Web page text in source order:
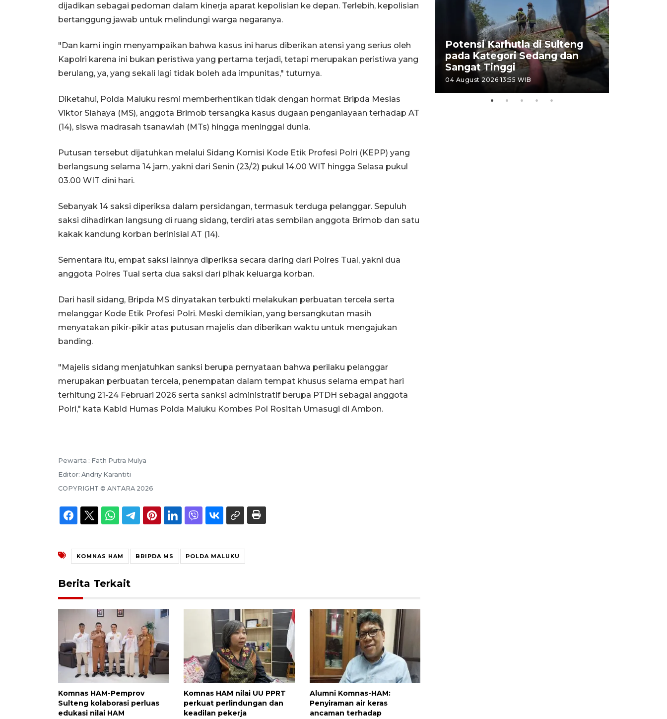
dijadikan sebagai pedoman dalam kinerja aparat kepolisian ke depan. Terlebih, kepolisian
bertanggung jawab untuk melindungi warga negaranya.
"Dan kami ingin menyampaikan bahwa kasus ini harus diberikan atensi yang serius oleh
Kapolri karena ini bukan peristiwa yang pertama terjadi, tetapi merupakan peristiwa yang
berulang, ya, yang sekali lagi tidak boleh ada impunitas," tuturnya.
Diketahui, Polda Maluku resmi memberhentikan tidak dengan hormat Bripda Mesias
Viktor Siahaya (MS), anggota Brimob tersangka kasus dugaan penganiayaan terhadap AT
(14), siswa madrasah tsanawiah (MTs) hingga meninggal dunia.
Putusan tersebut dijatuhkan melalui Sidang Komisi Kode Etik Profesi Polri (KEPP) yang
berlangsung selama 14 jam, yakni dari Senin (23/2) pukul 14.00 WIT hingga Selasa pukul
03.00 WIT dini hari.
Sebanyak 14 saksi diperiksa dalam persidangan, termasuk terduga pelanggar. Sepuluh
saksi dihadirkan langsung di ruang sidang, terdiri atas sembilan anggota Brimob dan satu
kakak kandung korban berinisial AT (14).
Sementara itu, empat saksi lainnya diperiksa secara daring dari Polres Tual, yakni dua
anggota Polres Tual serta dua saksi dari pihak keluarga korban.
Dari hasil sidang, Bripda MS dinyatakan terbukti melakukan perbuatan tercela serta
melanggar Kode Etik Profesi Polri. Meski demikian, yang bersangkutan masih
menyatakan pikir-pikir atas putusan majelis dan diberikan waktu untuk mengajukan
banding.
"Majelis sidang menjatuhkan sanksi berupa pernyataan bahwa perilaku pelanggar
merupakan perbuatan tercela, penempatan dalam tempat khusus selama empat hari
terhitung 21-24 Februari 2026 serta sanksi administratif berupa PTDH sebagai anggota
Polri," kata Kabid Humas Polda Maluku Kombes Pol Rositah Umasugi di Ambon.
Pewarta : Fath Putra Mulya
Editor: Andriy Karantiti
COPYRIGHT © ANTARA 2026
KOMNAS HAM BRIPDA MS POLDA MALUKU
Berita Terkait
Komnas HAM-Pemprov
Sulteng kolaborasi perluas
edukasi nilai HAM
Komnas HAM nilai UU PPRT
perkuat perlindungan dan
keadilan pekerja
Alumni Komnas-HAM:
Penyiraman air keras
ancaman terhadap
Layanan pembuatan SIM Baru
di Satpas Polresta Palu
15 July 2026 14:08 WIB
Potensi Karhutla di Sulteng
pada Kategori Sedang dan
Sangat Tinggi
04 August 2026 13:55 WIB